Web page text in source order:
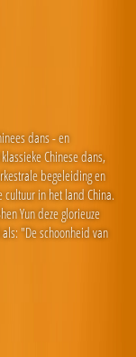
dans - en
Chinese dans,
begeleiding en
in het land China.
Yun deze glorieuze
"De schoonheid van